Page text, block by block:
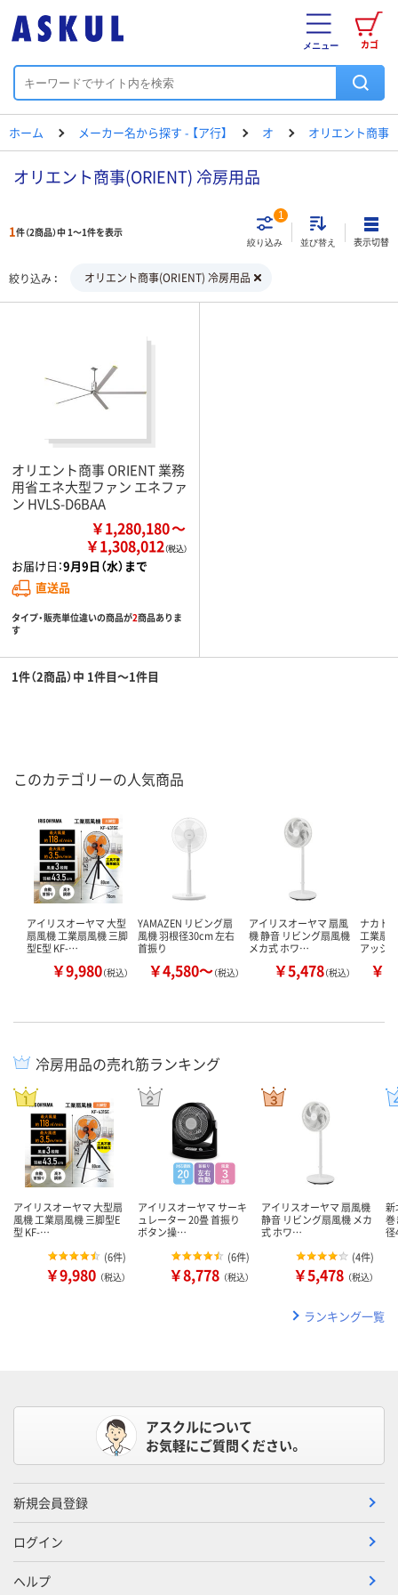
カゴ
メニュー
ホーム メーカー名から探す - 【ア行】 オ オリエント商事
オリエント商事(ORIENT) 冷房用品
1件（2商品）中 1～1件を表示
絞り込み
1
並び替え 表示切替
絞り込み オリエント商事(ORIENT) 冷房用品
オリエント商事 ORIENT 業務
用省エネ大型ファン エネファ
ン HVLS-D6BAA
￥1,280,180
￥1,308,012
お届け日：9月9日（水）まで
直送品
タイプ・販売単位違いの商品が2商品ありま
す
1件（2商品）中 1件目～1件目
このカテゴリーの人気商品
アイリスオーヤマ 大型
扇風機 工業扇風機 三脚
型E型 KF-…
￥9,980（税込）
YAMAZEN リビング扇
風機 羽根径30cm 左右
首振り
￥4,580～（税込）
アイリスオーヤマ 扇風
機 静音 リビング扇風機
メカ式 ホワ…
￥5,478（税込）
ナカト
工業扇
アッシ
￥
冷房用品の売れ筋ランキング
アイリスオーヤマ 大型扇
風機 工業扇風機 三脚型E
型 KF-…
(6件)
￥9,980 （税込）
アイリスオーヤマ サーキ
ュレーター 20畳 首振り
ボタン操…
(6件)
￥8,778 （税込）
アイリスオーヤマ 扇風機
静音 リビング扇風機 メカ
式 ホワ…
(4件)
￥5,478 （税込）
新
巻
ランキング一覧
アスクルについて
お気軽にご質問ください。
新規会員登録
ログイン
ヘルプ